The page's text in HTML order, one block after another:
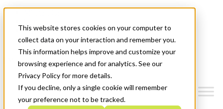
This website stores cookies on your computer to
collect data on your interaction and remember you.
This information helps improve and customize your
browsing experience and for analytics. See our
Privacy Policy for more details.
If you decline, only a single cookie will remember
your preference not to be tracked.
News & Events
Get Started
Menu